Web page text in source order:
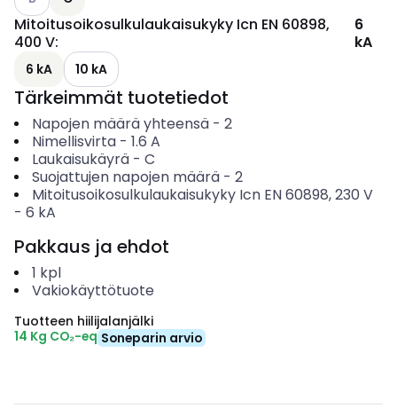
Mitoitusoikosulkulaukaisukyky Icn EN 60898,
400 V:
6
kA
6 kA 10 kA
Tärkeimmät tuotetiedot
Napojen määrä yhteensä- 2
Nimellisvirta- 1.6 A
Laukaisukäyrä- C
Suojattujen napojen määrä- 2
Mitoitusoikosulkulaukaisukyky Icn EN 60898, 230 V
- 6 kA
Pakkaus ja ehdot
1 kpl
Vakiokäyttötuote
Tuotteen hiilijalanjälki
14 Kg CO₂-eq Soneparin arvio